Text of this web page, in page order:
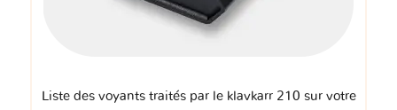
Liste des voyants traités par le klavkarr 210 sur votre